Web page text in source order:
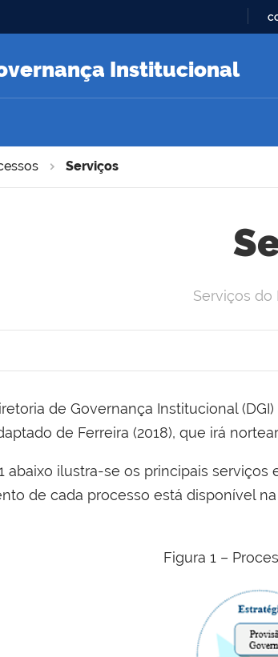
Institucional
Serviços
Serviços do
de Governança Institucional
de Ferreira (2018), que irá
abaixo ilustra-se os principais
de cada processo está disponível na
Figura 1 –